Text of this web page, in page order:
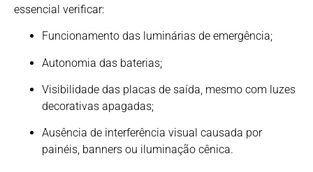
essencial verificar:
Funcionamento das luminárias de emergência;
Autonomia das baterias;
Visibilidade das placas de saída, mesmo com luzes
decorativas apagadas;
Ausência de interferência visual causada por
painéis, banners ou iluminação cênica.